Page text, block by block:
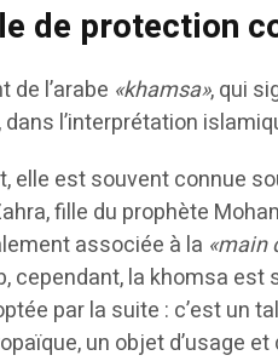
de protection
de l’arabe «khamsa», qui
l’interprétation
elle est souvent connue
fille du prophète
associée à la «main
cependant, la khomsa
par la suite : c’est un
un objet d’usage